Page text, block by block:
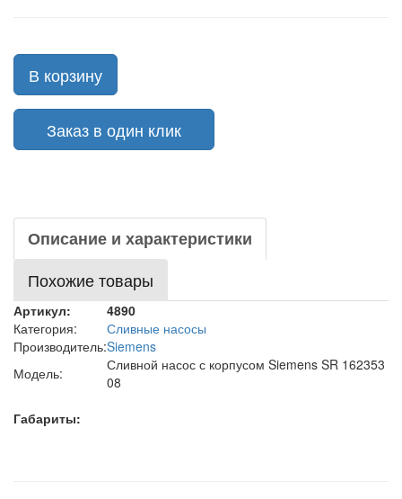
В корзину
Заказ в один клик
Описание и характеристики
Похожие товары
Артикул:
4890
Категория:
Сливные насосы
Производитель:Siemens
Модель:
Сливной насос с корпусом Siemens SR 162353
08
Габариты: